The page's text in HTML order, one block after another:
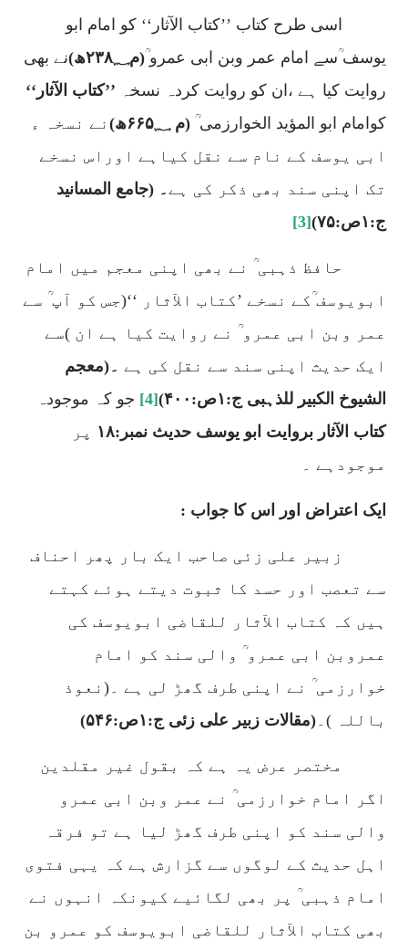
اسی طرح کتاب ’’کتاب الآثار‘‘ کو امام ابو
یوسف ؒسے امام عمر وبن ابی عمرو ؒ(م۲۳۸؁ھ)نے بھی
روایت کیا ہے ،ان کو روایت کردہ نسخہ ’’کتاب الآثار‘‘
کوامام ابو المؤید الخوارزمی ؒ (م۶۶۵؁ھ) نے نسخہ ء
ابی یوسف کے نام سے نقل کیاہے اوراس نسخے
تک اپنی سند بھی ذکر کی ہے ۔ (جامع المسانید
ج: ۱ص:۷۵) [3]
حافظ ذہبی ؒ نے بھی اپنی معجم میں امام
ابویوسف ؒکے نسخے ’کتاب الآثار ‘‘(جس کو آپ ؒ سے
عمر وبن ابی عمرو ؒ نے روایت کیا ہے ان )سے
ایک حدیث اپنی سند سے نقل کی ہے ۔(معجم
الشیوخ الکبیر للذہبی ج: ۱ص: ۴۰۰) [4] جو کہ موجودہ
کتاب الآثار بروایت ابو یوسف حدیث نمبر:۱۸ پر
موجودہے ۔
ایک اعتراض اور اس کا جواب :
زبیر علی زئی صاحب ایک بار پھر احناف
سے تعصب اور حسد کا ثبوت دیتے ہوئے کہتے
ہیں کہ کتاب الآثار للقاضی ابویوسف کی
عمروبن ابی عمرو ؒ والی سند کو امام
خوارزمی ؒ نے اپنی طرف گھڑ لی ہے ۔(نعوذ
باللہ )۔(مقالات زبیر علی زئی ج: ۱ص:۵۴۶)
مختصر عرض یہ ہے کہ بقول غیر مقلدین
اگر امام خوارزمی ؒ نے عمر وبن ابی عمرو
والی سند کو اپنی طرف گھڑ لیا ہے تو فرقہ
اہل حدیث کے لوگوں سے گزارش ہے کہ یہی فتوی
امام ذہبی ؒ پر بھی لگائیے کیونکہ انہوں نے
بھی کتاب الآثار للقاضی ابویوسف کو عمرو بن